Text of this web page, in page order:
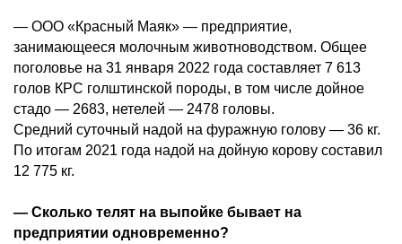
— ООО «Красный Маяк» — предприятие,
занимающееся молочным животноводством. Общее
поголовье на 31 января 2022 года составляет 7 613
голов КРС голштинской породы, в том числе дойное
стадо — 2683, нетелей — 2478 головы.
Средний суточный надой на фуражную голову — 36 кг.
По итогам 2021 года надой на дойную корову составил
12 775 кг.
— Сколько телят на выпойке бывает на
предприятии одновременно?